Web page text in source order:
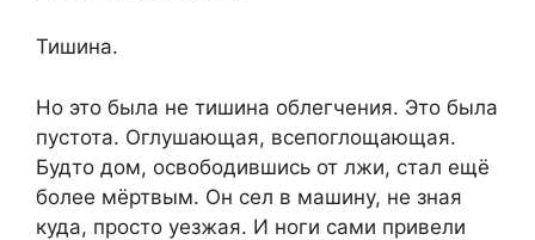
Тишина.
Но это была не тишина облегчения. Это была
пустота. Оглушающая, всепоглощающая.
Будто дом, освободившись от лжи, стал ещё
более мёртвым. Он сел в машину, не зная
куда, просто уезжая. И ноги сами привели